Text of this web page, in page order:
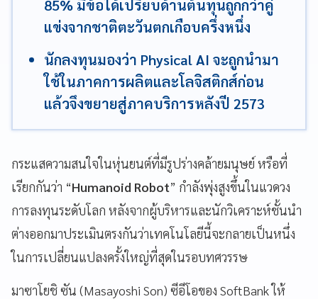
85% มีข้อได้เปรียบด้านต้นทุนถูกกว่าคู่
แข่งจากชาติตะวันตกเกือบครึ่งหนึ่ง
นักลงทุนมองว่า Physical AI จะถูกนำมา
ใช้ในภาคการผลิตและโลจิสติกส์ก่อน
แล้วจึงขยายสู่ภาคบริการหลังปี 2573
กระแสความสนใจในหุ่นยนต์ที่มีรูปร่างคล้ายมนุษย์ หรือที่
เรียกกันว่า “Humanoid Robot” กำลังพุ่งสูงขึ้นในแวดวง
การลงทุนระดับโลก หลังจากผู้บริหารและนักวิเคราะห์ชั้นนำ
ต่างออกมาประเมินตรงกันว่าเทคโนโลยีนี้จะกลายเป็นหนึ่ง
ในการเปลี่ยนแปลงครั้งใหญ่ที่สุดในรอบทศวรรษ
มาซาโยชิ ซัน (Masayoshi Son) ซีอีโอของ SoftBank ให้